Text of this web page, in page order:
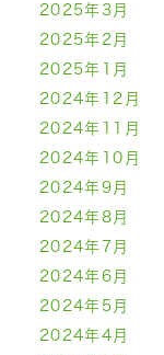
2025年3月
2025年2月
2025年1月
2024年12月
2024年11月
2024年10月
2024年9月
2024年8月
2024年7月
2024年6月
2024年5月
2024年4月